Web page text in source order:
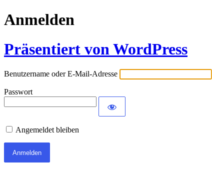
Anmelden
Präsentiert von WordPress
Benutzername oder E-Mail-Adresse
Passwort
Angemeldet bleiben